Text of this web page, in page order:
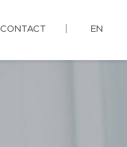
CONTACT EN